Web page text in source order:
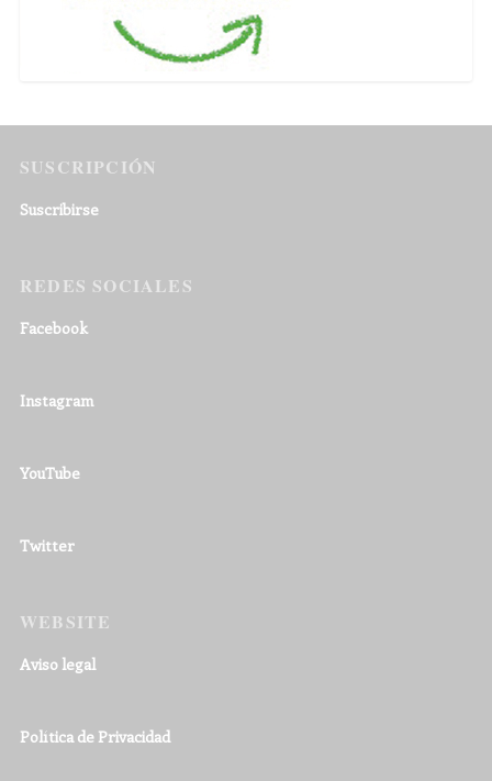
SUSCRIPCIÓN
Suscribirse
REDES SOCIALES
Facebook
Instagram
YouTube
Twitter
WEBSITE
Aviso legal
Política de Privacidad